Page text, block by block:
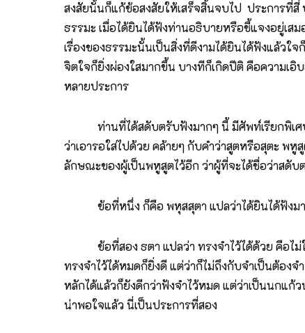
สงสัยนั้นก็แก้ข้อสงสัยให้เสร็จสิ้นจบไป ประการที่สี่
ธรรมะ เมื่อได้ยินได้ฟังท่านอธิบายหรือชี้แจงอยู่เส
เรื่องของธรรมะนั้นเป็นสิ่งที่ดีงามได้ยินได้ฟังแล้วใ
จิตใจก็ยิ่งผ่องใสมากขึ้น บางทีก็เกิดปีติ คือความเ
หลายประการ
ท่านที่ได้สดับตรับฟังมากๆ นี้ มีศัพท์เรียกพิเศษท่
ว่าเอารอใส่ไปด้วย คล้ายๆ กับคำว่าสูตหรือสุตะ พ
ลักษณะของผู้เป็นพหูสูตไว้อีก ว่าผู้ที่จะได้ชื่อว่าสดั
ข้อที่หนึ่ง ก็คือ พหุสสุตา แปลว่าได้ยินได้ฟังมาก
ข้อที่สอง ธตา แปลว่า ทรงจำไว้ได้ด้วย คือไม่ใช่
ทรงจำไว้ได้หมดก็ยิ่งดี แต่ว่าก็ไม่ถึงกับจำเป็นต้องจ
หลักได้แล้วก็ยังดีกว่าฟังจำไว้หมด แต่ว่าเป็นนกแก้
น่าพอใจแล้ว นี่เป็นประการที่สอง